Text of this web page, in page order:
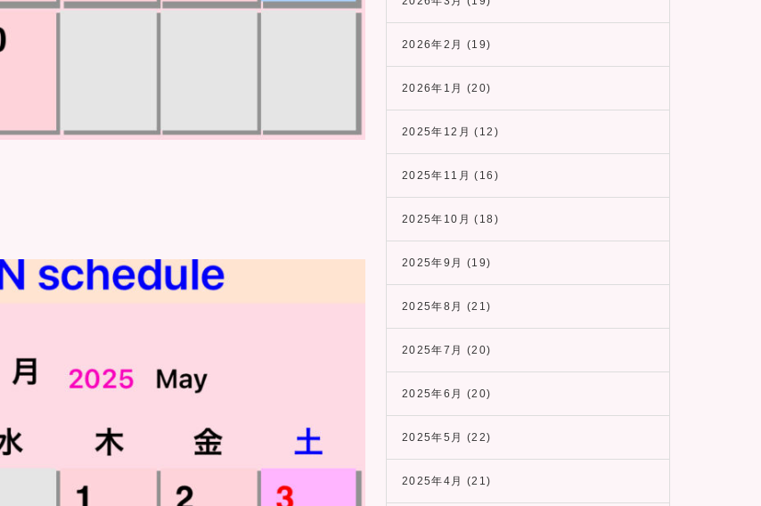
2026年2月 (19)
2026年1月 (20)
2025年12月 (12)
2025年11月 (16)
2025年10月 (18)
2025年9月 (19)
2025年8月 (21)
2025年7月 (20)
2025年6月 (20)
2025年5月 (22)
2025年4月 (21)